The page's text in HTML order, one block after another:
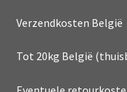
Verzendkosten
Tot 20kg België